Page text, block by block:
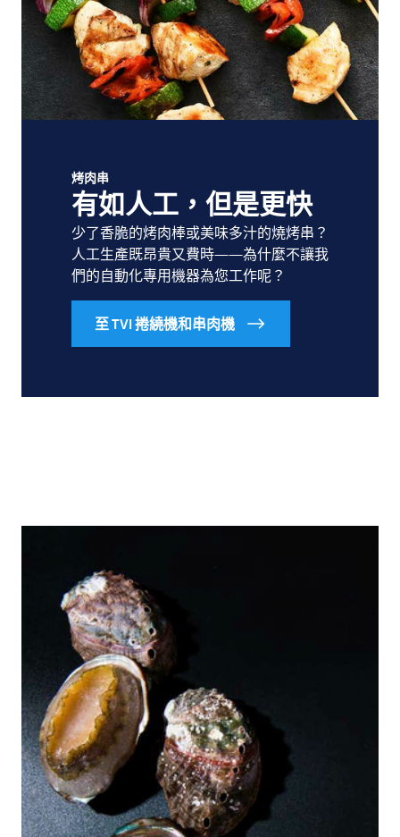
烤肉串
有如人工，但是更快
少了香脆的烤肉棒或美味多汁的燒烤串？
人工生產既昂貴又費時——為什麼不讓我
們的自動化專用機器為您工作呢？
至 TVI 捲繞機和串肉機